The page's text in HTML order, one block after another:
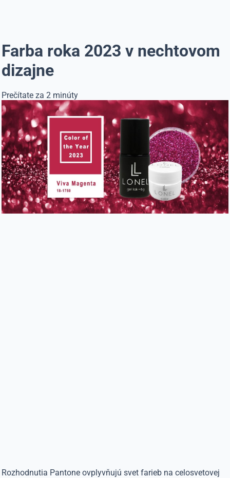
Farba roka 2023 v nechtovom
dizajne
Prečítate za 2 minúty
Rozhodnutia Pantone ovplyvňujú svet farieb na celosvetovej